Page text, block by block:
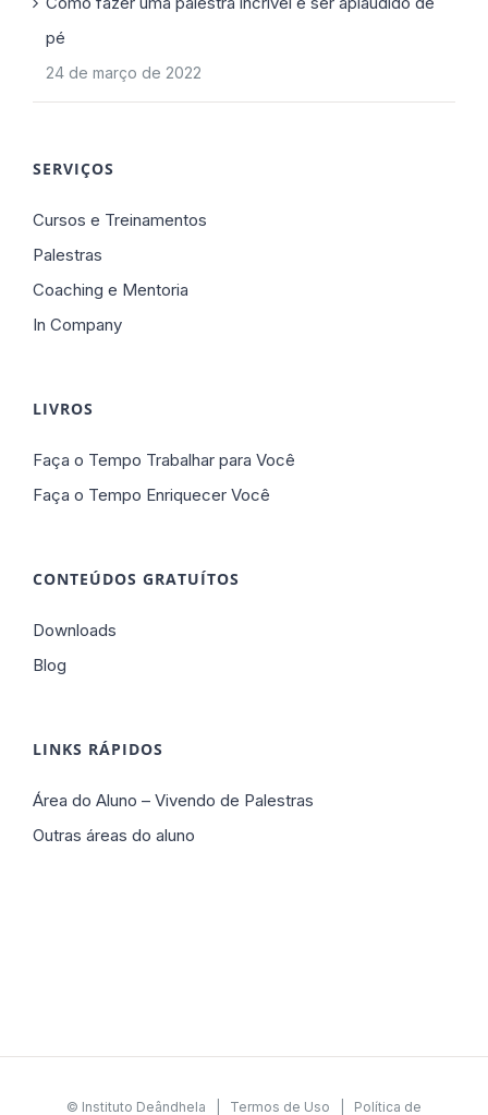
pé
24 de março de 2022
SERVIÇOS
Cursos e Treinamentos
Palestras
Coaching e Mentoria
In Company
LIVROS
Faça o Tempo Trabalhar para Você
Faça o Tempo Enriquecer Você
CONTEÚDOS GRATUÍTOS
Downloads
Blog
LINKS RÁPIDOS
Área do Aluno – Vivendo de Palestras
Outras áreas do aluno
© Instituto Deândhela | Termos de Uso Política de